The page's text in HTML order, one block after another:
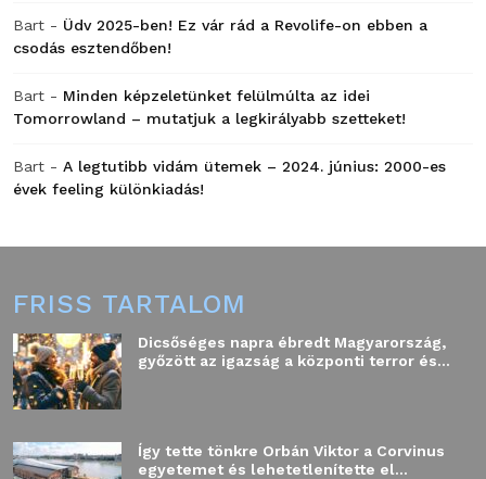
Bart - Üdv 2025-ben! Ez vár rád a Revolife-on ebben a
csodás esztendőben!
Bart - Minden képzeletünket felülmúlta az idei
Tomorrowland – mutatjuk a legkirályabb szetteket!
Bart - A legtutibb vidám ütemek – 2024. június: 2000-es
évek feeling különkiadás!
FRISS TARTALOM
Dicsőséges napra ébredt Magyarország,
győzött az igazság a központi terror és...
Így tette tönkre Orbán Viktor a Corvinus
egyetemet és lehetetlenítette el...